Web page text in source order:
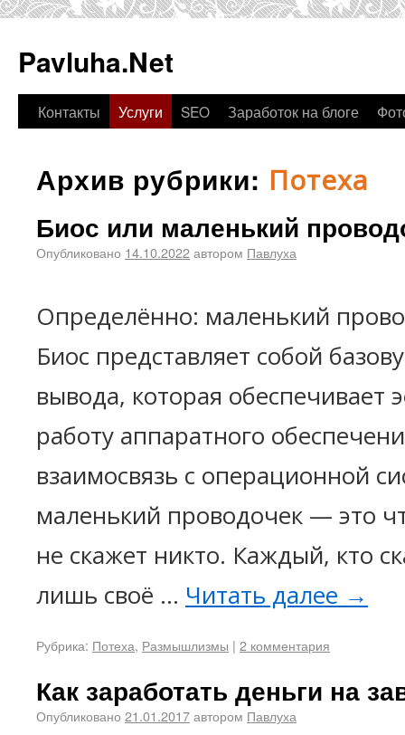
Pavluha.Net
Контакты Услуги SEO Заработок на блоге
Архив рубрики: Потеха
Биос или маленький
Опубликовано 14.10.2022автором Павлуха
Определённо: маленький
Биос представляет собой
вывода, которая обеспечивает
работу аппаратного
взаимосвязь с операционной
маленький проводочек — это
не скажет никто. Каждый, кто
лишь своё … Читать далее →
Рубрика: Потеха, Размышлизмы | 2 комментария
Как заработать деньги на
Опубликовано 21.01.2017автором Павлуха